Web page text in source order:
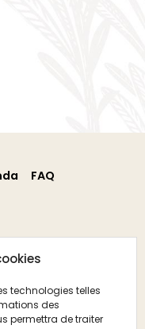
technologies telles
des
permettra de traiter
FAQ